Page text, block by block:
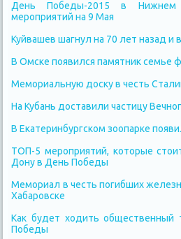
День Победы-2015 в Нижнем
мероприятий на 9 Мая
Куйвашев шагнул на 70 лет назад
В Омске появился памятник семье
Мемориальную доску в честь
На Кубань доставили частицу
В Екатеринбургском зоопарке
ТОП-5 мероприятий, которые
Дону в День Победы
Мемориал в честь погибших
Хабаровске
Как будет ходить общественный
Победы